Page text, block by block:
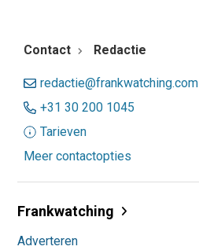
Contact Redactie
redactie@frankwatching.com
+31 30 200 1045
Tarieven
Meer contactopties
Frankwatching
Adverteren